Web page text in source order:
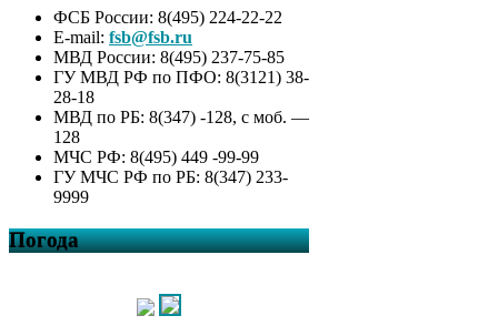
ФСБ России: 8(495) 224-22-22
E-mail: fsb@fsb.ru
МВД России: 8(495) 237-75-85
ГУ МВД РФ по ПФО: 8(3121) 38-
28-18
МВД по РБ: 8(347) -128, с моб. —
128
МЧС РФ: 8(495) 449 -99-99
ГУ МЧС РФ по РБ: 8(347) 233-
9999
Погода